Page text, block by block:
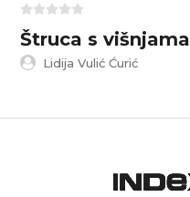
Štruca s višnjama
Lidija Vulić Ćurić